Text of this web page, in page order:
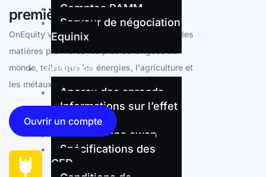
Comptes PAMM
Serveur de négociation
Equinix
Conditions
Aperçu des spreads
Informations sur l’effet
de levier
Trading sans swap
Spécifications des
CFD
premières
OnEquity vous offre la possibilité de trader les
matières premières les plus échangées au
monde, telles que les énergies, l'agriculture et
les métaux.
Ouvrir un compte